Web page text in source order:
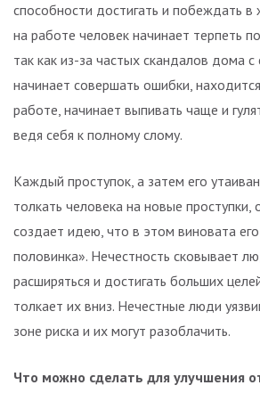
способности достигать и побеждать в
на работе человек начинает терпеть
так как из-за частых скандалов дома с
начинает совершать ошибки,
работе, начинает выпивать чаще и
ведя себя к полному слому.
Каждый проступок, а затем его
толкать человека на новые
создает идею, что в этом виновата
половинка». Нечестность сковывает
расширяться и достигать больших
толкает их вниз. Нечестные люди
зоне риска и их могут разоблачить.
Что можно сделать для улучшения